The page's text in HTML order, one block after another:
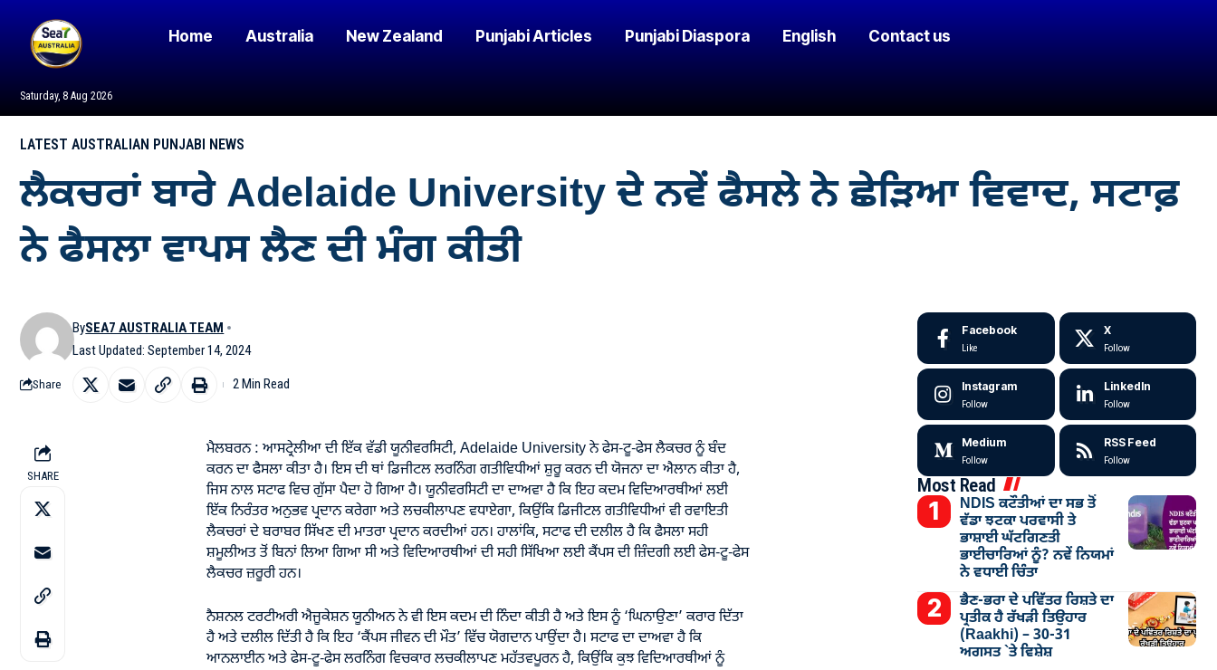
Saturday, 8 Aug 2026
Home Australia New Zealand Punjabi Articles Punjabi Diaspora English Contact us
LATEST AUSTRALIAN PUNJABI NEWS
ਲੈਕਚਰਾਂ ਬਾਰੇ Adelaide University ਦੇ ਨਵੇਂ ਫੈਸਲੇ ਨੇ ਛੇੜਿਆ ਵਿਵਾਦ, ਸਟਾਫ਼
ਨੇ ਫੈਸਲਾ ਵਾਪਸ ਲੈਣ ਦੀ ਮੰਗ ਕੀਤੀ
Last Updated: September 14, 2024
BySEA7 AUSTRALIA TEAM
Share 2 Min Read
SHARE
ਮੈਲਬਰਨ : ਆਸਟ੍ਰੇਲੀਆ ਦੀ ਇੱਕ ਵੱਡੀ ਯੂਨੀਵਰਸਿਟੀ, Adelaide University ਨੇ ਫੇਸ-ਟੂ-ਫੇਸ ਲੈਕਚਰ ਨੂੰ ਬੰਦ
ਕਰਨ ਦਾ ਫੈਸਲਾ ਕੀਤਾ ਹੈ। ਇਸ ਦੀ ਥਾਂ ਡਿਜੀਟਲ ਲਰਨਿੰਗ ਗਤੀਵਿਧੀਆਂ ਸ਼ੁਰੂ ਕਰਨ ਦੀ ਯੋਜਨਾ ਦਾ ਐਲਾਨ ਕੀਤਾ ਹੈ,
ਜਿਸ ਨਾਲ ਸਟਾਫ ਵਿਚ ਗੁੱਸਾ ਪੈਦਾ ਹੋ ਗਿਆ ਹੈ। ਯੂਨੀਵਰਸਿਟੀ ਦਾ ਦਾਅਵਾ ਹੈ ਕਿ ਇਹ ਕਦਮ ਵਿਦਿਆਰਥੀਆਂ ਲਈ
ਇੱਕ ਨਿਰੰਤਰ ਅਨੁਭਵ ਪ੍ਰਦਾਨ ਕਰੇਗਾ ਅਤੇ ਲਚਕੀਲਾਪਣ ਵਧਾਏਗਾ, ਕਿਉਂਕਿ ਡਿਜੀਟਲ ਗਤੀਵਿਧੀਆਂ ਵੀ ਰਵਾਇਤੀ
ਲੈਕਚਰਾਂ ਦੇ ਬਰਾਬਰ ਸਿੱਖਣ ਦੀ ਮਾਤਰਾ ਪ੍ਰਦਾਨ ਕਰਦੀਆਂ ਹਨ। ਹਾਲਾਂਕਿ, ਸਟਾਫ ਦੀ ਦਲੀਲ ਹੈ ਕਿ ਫੈਸਲਾ ਸਹੀ
ਸ਼ਮੂਲੀਅਤ ਤੋਂ ਬਿਨਾਂ ਲਿਆ ਗਿਆ ਸੀ ਅਤੇ ਵਿਦਿਆਰਥੀਆਂ ਦੀ ਸਹੀ ਸਿੱਖਿਆ ਲਈ ਕੈਂਪਸ ਦੀ ਜ਼ਿੰਦਗੀ ਲਈ ਫੇਸ-ਟੂ-ਫੇਸ
ਲੈਕਚਰ ਜ਼ਰੂਰੀ ਹਨ।
ਨੈਸ਼ਨਲ ਟਰਟੀਅਰੀ ਐਜੂਕੇਸ਼ਨ ਯੂਨੀਅਨ ਨੇ ਵੀ ਇਸ ਕਦਮ ਦੀ ਨਿੰਦਾ ਕੀਤੀ ਹੈ ਅਤੇ ਇਸ ਨੂੰ ‘ਘਿਨਾਉਣਾ’ ਕਰਾਰ ਦਿੱਤਾ
ਹੈ ਅਤੇ ਦਲੀਲ ਦਿੱਤੀ ਹੈ ਕਿ ਇਹ ‘ਕੈਂਪਸ ਜੀਵਨ ਦੀ ਮੌਤ’ ਵਿੱਚ ਯੋਗਦਾਨ ਪਾਉਂਦਾ ਹੈ। ਸਟਾਫ ਦਾ ਦਾਅਵਾ ਹੈ ਕਿ
ਆਨਲਾਈਨ ਅਤੇ ਫੇਸ-ਟੂ-ਫੇਸ ਲਰਨਿੰਗ ਵਿਚਕਾਰ ਲਚਕੀਲਾਪਣ ਮਹੱਤਵਪੂਰਨ ਹੈ, ਕਿਉਂਕਿ ਕੁਝ ਵਿਦਿਆਰਥੀਆਂ ਨੂੰ
Facebook
Like
X
Follow
Instagram
Follow
LinkedIn
Follow
Medium
Follow
RSS Feed
Follow
Most Read
NDIS ਕਟੌਤੀਆਂ ਦਾ ਸਭ ਤੋਂ
ਵੱਡਾ ਝਟਕਾ ਪਰਵਾਸੀ ਤੇ
ਭਾਸ਼ਾਈ ਘੱਟਗਿਣਤੀ
ਭਾਈਚਾਰਿਆਂ ਨੂੰ? ਨਵੇਂ ਨਿਯਮਾਂ
ਨੇ ਵਧਾਈ ਚਿੰਤਾ
ਭੈਣ-ਭਰਾ ਦੇ ਪਵਿੱਤਰ ਰਿਸ਼ਤੇ ਦਾ
ਪ੍ਰਤੀਕ ਹੈ ਰੱਖੜੀ ਤਿਉਹਾਰ
(Raakhi) – 30-31
ਅਗਸਤ `ਤੇ ਵਿਸ਼ੇਸ਼